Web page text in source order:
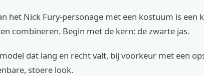
het Nick Fury-personage met een kostuum is een
combineren. Begin met de kern: de zwarte jas.
dat lang en recht valt, bij voorkeur met een
stoere look.